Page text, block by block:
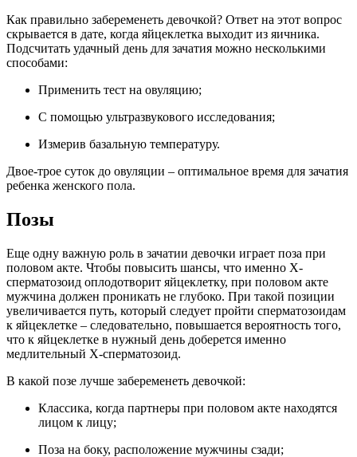
Как правильно забеременеть девочкой? Ответ на этот вопрос
скрывается в дате, когда яйцеклетка выходит из яичника.
Подсчитать удачный день для зачатия можно несколькими
способами:
Применить тест на овуляцию;
С помощью ультразвукового исследования;
Измерив базальную температуру.
Двое-трое суток до овуляции – оптимальное время для зачатия
ребенка женского пола.
Позы
Еще одну важную роль в зачатии девочки играет поза при
половом акте. Чтобы повысить шансы, что именно Х-
сперматозоид оплодотворит яйцеклетку, при половом акте
мужчина должен проникать не глубоко. При такой позиции
увеличивается путь, который следует пройти сперматозоидам
к яйцеклетке – следовательно, повышается вероятность того,
что к яйцеклетке в нужный день доберется именно
медлительный Х-сперматозоид.
В какой позе лучше забеременеть девочкой:
Классика, когда партнеры при половом акте находятся
лицом к лицу;
Поза на боку, расположение мужчины сзади;